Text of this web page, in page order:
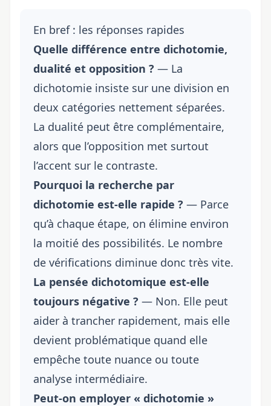
En bref : les réponses rapides
Quelle différence entre dichotomie,
dualité et opposition ? — La
dichotomie insiste sur une division en
deux catégories nettement séparées.
La dualité peut être complémentaire,
alors que l’opposition met surtout
l’accent sur le contraste.
Pourquoi la recherche par
dichotomie est-elle rapide ? — Parce
qu’à chaque étape, on élimine environ
la moitié des possibilités. Le nombre
de vérifications diminue donc très vite.
La pensée dichotomique est-elle
toujours négative ? — Non. Elle peut
aider à trancher rapidement, mais elle
devient problématique quand elle
empêche toute nuance ou toute
analyse intermédiaire.
Peut-on employer « dichotomie »